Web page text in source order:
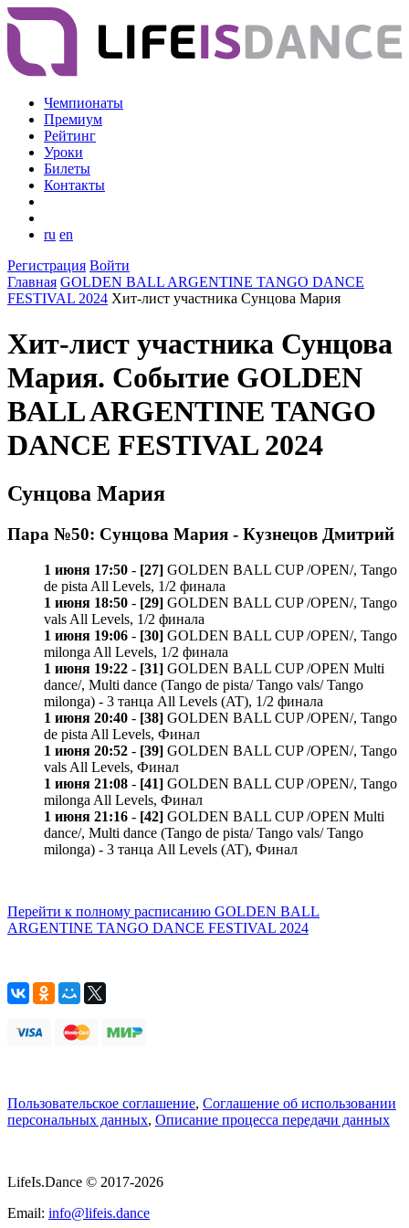
Чемпионаты
Премиум
Рейтинг
Уроки
Билеты
Контакты
ru en
Регистрация Войти
Главная GOLDEN BALL ARGENTINE TANGO DANCE
FESTIVAL 2024 Хит-лист участника Сунцова Мария
Хит-лист участника Сунцова
Мария. Событие GOLDEN
BALL ARGENTINE TANGO
DANCE FESTIVAL 2024
Сунцова Мария
Пара №50: Сунцова Мария - Кузнецов Дмитрий
1 июня 17:50 - [27] GOLDEN BALL CUP /OPEN/, Tango
de pista All Levels, 1/2 финала
1 июня 18:50 - [29] GOLDEN BALL CUP /OPEN/, Tango
vals All Levels, 1/2 финала
1 июня 19:06 - [30] GOLDEN BALL CUP /OPEN/, Tango
milonga All Levels, 1/2 финала
1 июня 19:22 - [31] GOLDEN BALL CUP /OPEN Multi
dance/, Multi dance (Tango de pista/ Tango vals/ Tango
milonga) - 3 танца All Levels (AT), 1/2 финала
1 июня 20:40 - [38] GOLDEN BALL CUP /OPEN/, Tango
de pista All Levels, Финал
1 июня 20:52 - [39] GOLDEN BALL CUP /OPEN/, Tango
vals All Levels, Финал
1 июня 21:08 - [41] GOLDEN BALL CUP /OPEN/, Tango
milonga All Levels, Финал
1 июня 21:16 - [42] GOLDEN BALL CUP /OPEN Multi
dance/, Multi dance (Tango de pista/ Tango vals/ Tango
milonga) - 3 танца All Levels (AT), Финал
Перейти к полному расписанию GOLDEN BALL
ARGENTINE TANGO DANCE FESTIVAL 2024
Пользовательское соглашение, Соглашение об использовании
персональных данных, Описание процесса передачи данных
LifeIs.Dance © 2017-2026
Email: info@lifeis.dance